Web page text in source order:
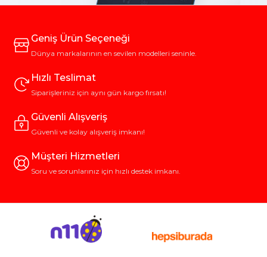
Geniş Ürün Seçeneği
Dünya markalarının en sevilen modelleri seninle.
Hızlı Teslimat
Siparişleriniz için aynı gün kargo fırsatı!
Güvenli Alışveriş
Güvenli ve kolay alışveriş imkanı!
Müşteri Hizmetleri
Soru ve sorunlarınız için hızlı destek imkanı.